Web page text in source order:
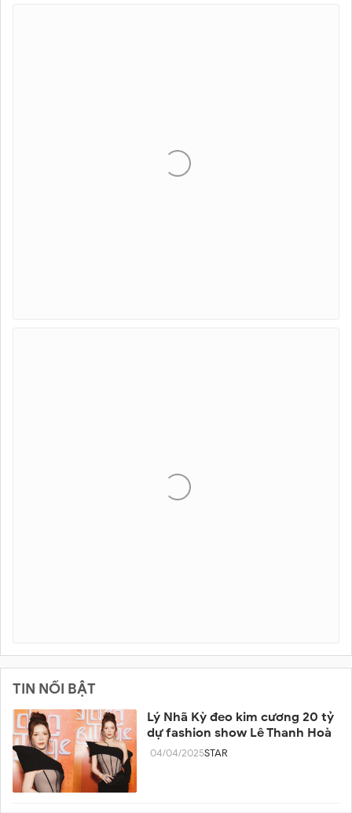
TIN NỔI BẬT
Lý Nhã Kỳ đeo kim cương 20 tỷ
dự fashion show Lê Thanh Hoà
04/04/2025STAR